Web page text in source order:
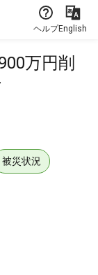
ヘルプEnglish
万円削
被災状況